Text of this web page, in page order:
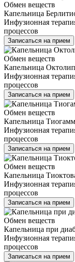
Обмен веществ
Капельница
Инфузионная
процессов
Записаться на прием
Обмен веществ
Капельница
Инфузионная
процессов
Записаться на прием
Обмен веществ
Капельница
Инфузионная
процессов
Записаться на прием
Обмен веществ
Капельница
Инфузионная
процессов
Записаться на прием
Обмен веществ
Капельница при
Инфузионная
процессов
Записаться на прием